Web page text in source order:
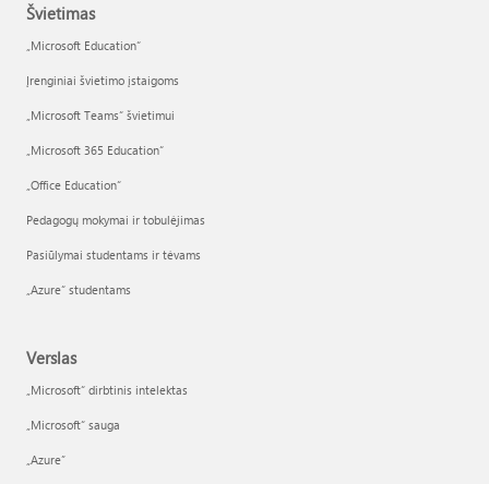
Švietimas
„Microsoft Education“
Įrenginiai švietimo įstaigoms
„Microsoft Teams“ švietimui
„Microsoft 365 Education“
„Office Education“
Pedagogų mokymai ir tobulėjimas
Pasiūlymai studentams ir tėvams
„Azure“ studentams
Verslas
„Microsoft“ dirbtinis intelektas
„Microsoft“ sauga
„Azure”